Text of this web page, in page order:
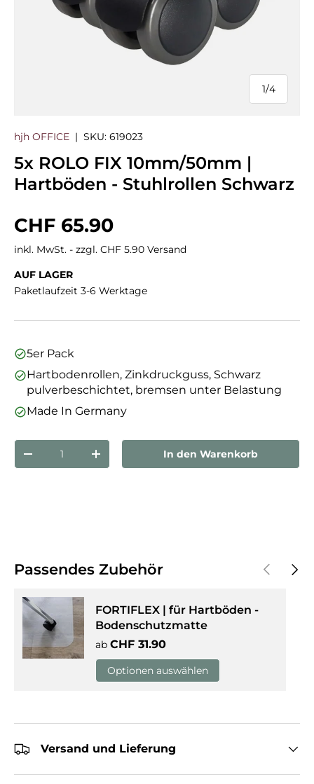
1/
von
4
hjh OFFICE | SKU: 619023
5x ROLO FIX 10mm/50mm |
Hartböden - Stuhlrollen Schwarz
Normaler Preis
CHF 65.90
inkl. MwSt. - zzgl. CHF 5.90 Versand
AUF LAGER
Paketlaufzeit 3-6 Werktage
5er Pack
Hartbodenrollen, Zinkdruckguss, Schwarz
pulverbeschichtet, bremsen unter Belastung
Made In Germany
Anzahl
Menge verringernMenge erhöhenIn den Warenkorb
Passendes Zubehör Vorherige
FORTIFLEX | für Hartböden -
Bodenschutzmatte
ab Normaler Preis
CHF 31.90
Optionen auswählen
Versand und Lieferung